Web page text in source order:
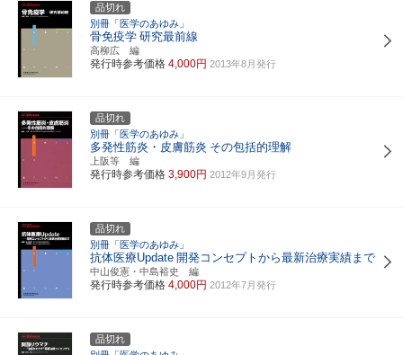
品切れ
別冊「医学のあゆみ」
骨免疫学 研究最前線
高柳広 編
発行時参考価格 4,000円 2013年8月発行
品切れ
別冊「医学のあゆみ」
多発性筋炎・皮膚筋炎 その包括的理解
上阪等 編
発行時参考価格 3,900円 2012年9月発行
品切れ
別冊「医学のあゆみ」
抗体医療Update 開発コンセプトから最新治療実績まで
中山俊憲・中島裕史 編
発行時参考価格 4,000円 2012年7月発行
品切れ